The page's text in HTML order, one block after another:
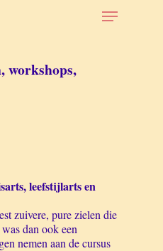
Menu
workshops,
leefstijlarts en
zuivere, pure zielen die
dan ook een
nemen aan de cursus